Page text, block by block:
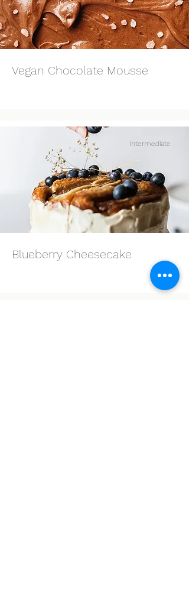
Vegan Chocolate Mousse
Intermediate
Blueberry Cheesecake